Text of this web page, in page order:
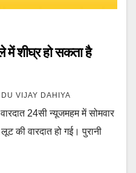
में शीघ्र हो सकता है
VIJAY DAHIYA
24सी न्यूजमहम में सोमवार
की वारदात हो गई। पुरानी